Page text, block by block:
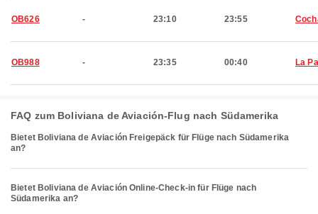
OB626 - 23:10 23:55
OB988 - 23:35 00:40 La
FAQ zum Boliviana de Aviación-Flug nach Südamerika
Bietet Boliviana de Aviación Freigepäck für Flüge nach Südamerika
an?
Bietet Boliviana de Aviación Online-Check-in für Flüge nach
Südamerika an?